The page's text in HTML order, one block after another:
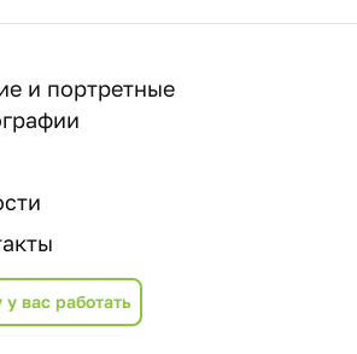
и портретные
у вас работать